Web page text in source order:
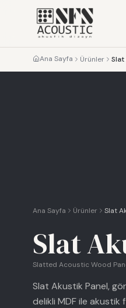
Ana Sayfa Ürünler Slat
Ana Sayfa Ürünler Slat
Slat
Slatted Acoustic Wood
Slat Akustik Panel,
delikli MDF ile akustik